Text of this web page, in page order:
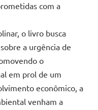
com a
o livro busca
a urgência de
o
em prol de um
econômico, a
venham a